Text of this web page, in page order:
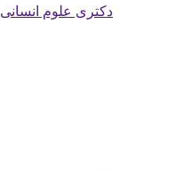
دکتری علوم انسانی